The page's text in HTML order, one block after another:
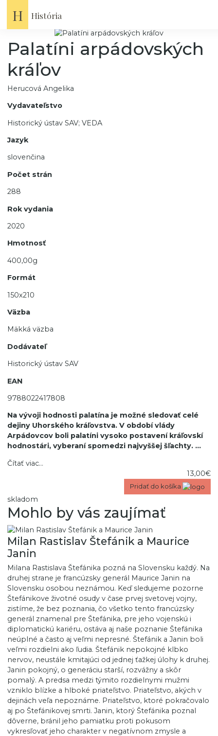
H História
Domov
Palatíni arpádovských
kráľov
Herucová Angelika
Vydavateľstvo
Historický ústav SAV; VEDA
Jazyk
slovenčina
Počet strán
288
Rok vydania
2020
Hmotnosť
400,00g
Formát
150x210
Väzba
Mäkká väzba
Dodávateľ
Historický ústav SAV
EAN
9788022417808
Na vývoji hodnosti palatína je možné sledovať celé
dejiny Uhorského kráľovstva. V období vlády
Arpádovcov boli palatíni vysoko postavení kráľovskí
hodnostári, vyberaní spomedzi najvyššej šľachty. ...
Čítať viac...
13,00€
Pridať do košíka
skladom
Mohlo by vás zaujímať
Milan Rastislav Štefánik a Maurice
Janin
Milana Rastislava Štefánika pozná na Slovensku každý. Na
druhej strane je francúzsky generál Maurice Janin na
Slovensku osobou neznámou. Keď sledujeme pozorne
Štefánikove životné osudy v čase prvej svetovej vojny,
zistíme, že bez poznania, čo všetko tento francúzsky
generál znamenal pre Štefánika, pre jeho vojenskú i
diplomatickú kariéru, ostáva aj naše poznanie Štefánika
neúplné a často aj veľmi nepresné. Štefánik a Janin boli
veľmi rozdielni ako ľudia. Štefánik nepokojné klbko
nervov, neustále kmitajúci od jednej ťažkej úlohy k druhej.
Janin pokojný, o generáciu starší, rozvážny a skôr
pomalý. A predsa medzi týmito rozdielnymi mužmi
vzniklo blízke a hlboké priateľstvo. Priateľstvo, akých v
dejinách veľa nepoznáme. Priateľstvo, ktoré pokračovalo
aj po Štefánikovej smrti. Janin, ktorý Štefánika poznal
dôverne, bránil jeho pamiatku proti pokusom
vykresľovať jeho charakter v negatívnom zmysle a